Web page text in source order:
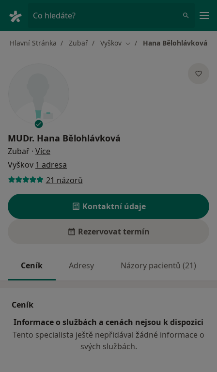
Co hledáte?
Hlavní Stránka Zubař Vyškov Změna města
Hana Bělohlávková
MUDr. Hana Bělohlávková
Zubař · Více
Vyškov 1 adresa
21 názorů
Kontaktní údaje
Rezervovat termín
Ceník Adresy Názory pacientů (21)
Ceník
Informace o službách a cenách nejsou k dispozici
Tento specialista ještě nepřidával žádné informace o
svých službách.